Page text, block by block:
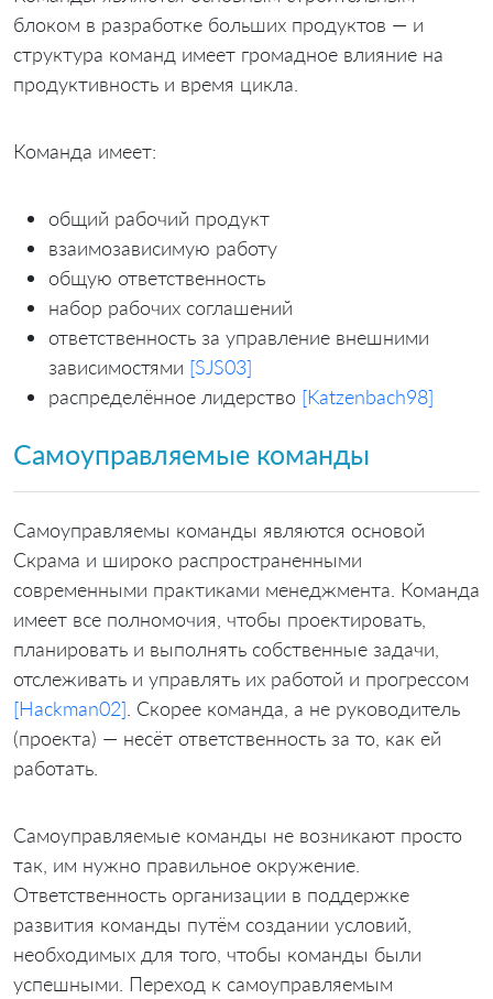
блоком в разработке больших продуктов — и
структура команд имеет громадное влияние на
продуктивность и время цикла.
Команда имеет:
общий рабочий продукт
взаимозависимую работу
общую ответственность
набор рабочих соглашений
ответственность за управление внешними
зависимостями [SJS03]
распределённое лидерство [Katzenbach98]
Самоуправляемые команды
Самоуправляемы команды являются основой
Скрама и широко распространенными
современными практиками менеджмента. Команда
имеет все полномочия, чтобы проектировать,
планировать и выполнять собственные задачи,
отслеживать и управлять их работой и прогрессом
[Hackman02] . Скорее команда, а не руководитель
(проекта) — несёт ответственность за то, как ей
работать.
Самоуправляемые команды не возникают просто
так, им нужно правильное окружение.
Ответственность организации в поддержке
развития команды путём создании условий,
необходимых для того, чтобы команды были
успешными. Переход к самоуправляемым